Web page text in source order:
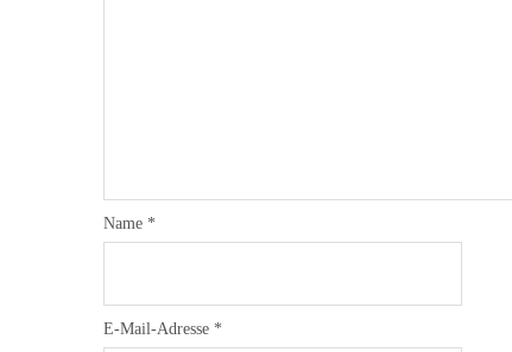
Name *
E-Mail-Adresse *